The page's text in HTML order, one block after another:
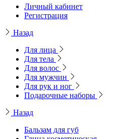
Личный кабинет
Регистрация
Назад
Для лица
Для тела
Для волос
Для мужчин
Для рук и ног
Подарочные наборы
Назад
Бальзам для губ